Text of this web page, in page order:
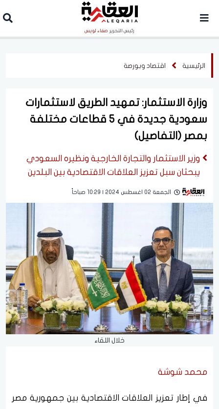
رئيس التحرير صفاء لويس
الرئيسية اقتصاد وبورصة
وزارة الاستثمار: تمهيد الطريق لاستثمارات
سعودية جديدة في 5 قطاعات مختلفة
بمصر (التفاصيل)
وزير الاستثمار والتجارة الخارجية ونظيره السعودي
يبحثان سبل تعزيز العلاقات الاقتصادية بين البلدين
الجمعة 02 اغسطس 2024 | 10:29 صباحاً
خلال اللقاء
محمد شوشة
في إطار تعزيز العلاقات الاقتصادية بين جمهورية مصر